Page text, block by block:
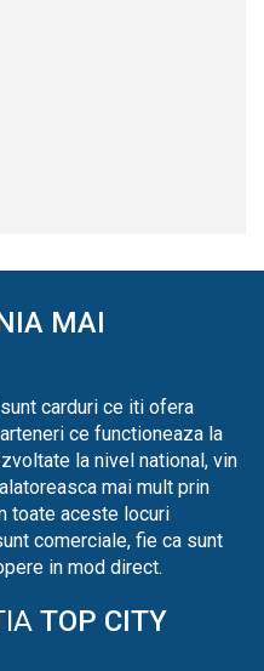
MAI
carduri ce iti ofera
ce functioneaza la
la nivel national, vin
mai mult prin
toate aceste locuri
comerciale, fie ca sunt
in mod direct.
TOP CITY